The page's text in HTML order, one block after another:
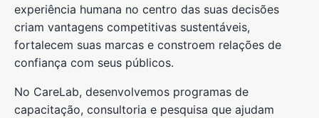
experiência humana no centro das suas decisões
criam vantagens competitivas sustentáveis,
fortalecem suas marcas e constroem relações de
confiança com seus públicos.
No CareLab, desenvolvemos programas de
capacitação, consultoria e pesquisa que ajudam